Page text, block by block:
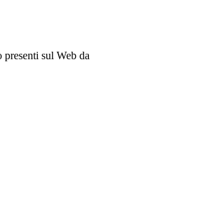
sul Web da